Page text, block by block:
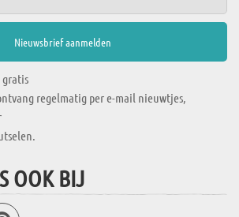
gratis
regelmatig per e-mail nieuwtjes,
OOK BIJ